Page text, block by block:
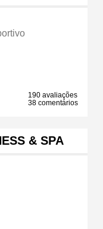
190 avaliações
38 comentários
& SPA